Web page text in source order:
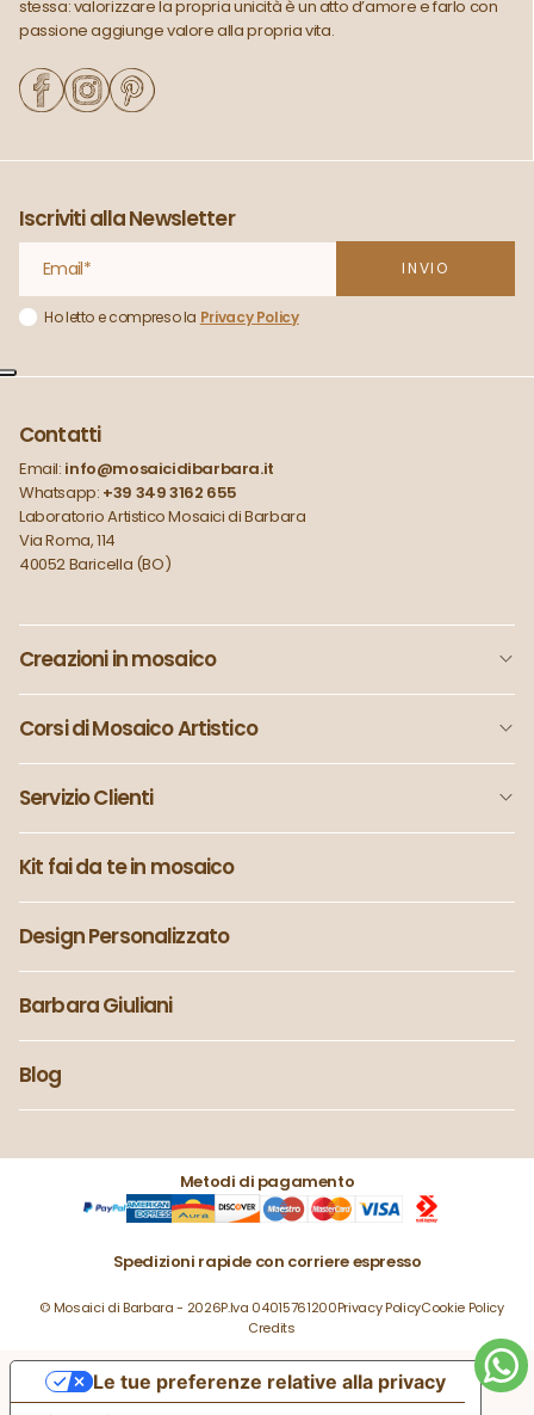
stessa: valorizzare la propria unicità è un atto d’amore e farlo con
passione aggiunge valore alla propria vita.
Iscriviti alla Newsletter
Ho letto e compreso la Privacy Policy
Contatti
Email: info@mosaicidibarbara.it
Whatsapp: +39 349 3162 655
Laboratorio Artistico Mosaici di Barbara
Via Roma, 114
40052 Baricella (BO)
Creazioni in mosaico
Corsi di Mosaico Artistico
Servizio Clienti
Kit fai da te in mosaico
Design Personalizzato
Barbara Giuliani
Blog
© Mosaici di Barbara - 2026P.Iva 04015761200Privacy PolicyCookie Policy
Credits
Metodi di pagamento
Spedizioni rapide con corriere espresso
Le tue preferenze relative alla privacy